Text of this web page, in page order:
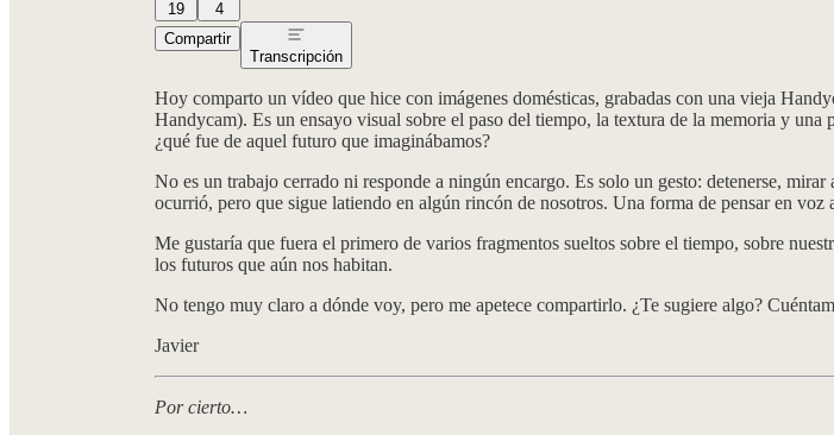
19
4
Compartir
Transcripción
Hoy comparto un vídeo que hice con imágenes domésticas, grabadas con una vieja
Handycam). Es un ensayo visual sobre el paso del tiempo, la textura de la memoria y una
¿qué fue de aquel futuro que imaginábamos?
No es un trabajo cerrado ni responde a ningún encargo. Es solo un gesto: detenerse,
ocurrió, pero que sigue latiendo en algún rincón de nosotros. Una forma de pensar en voz
Me gustaría que fuera el primero de varios fragmentos sueltos sobre el tiempo, sobre
los futuros que aún nos habitan.
No tengo muy claro a dónde voy, pero me apetece compartirlo. ¿Te sugiere algo?
Javier
Por cierto…